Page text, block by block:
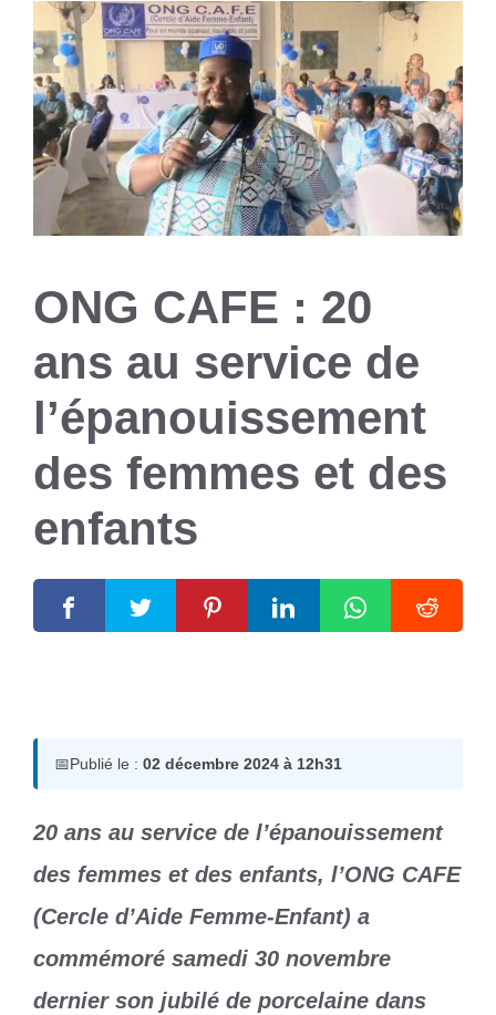
ONG CAFE : 20
ans au service de
l’épanouissement
des femmes et des
enfants
📅Publié le : 02 décembre 2024 à 12h31
20 ans au service de l’épanouissement
des femmes et des enfants, l’ONG CAFE
(Cercle d’Aide Femme-Enfant) a
commémoré samedi 30 novembre
dernier son jubilé de porcelaine dans